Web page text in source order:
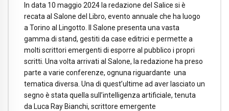
In data 10 maggio 2024 la redazione del Salice si è
recata al Salone del Libro, evento annuale che ha luogo
a Torino al Lingotto. Il Salone presenta una vasta
gamma di stand, gestiti da case editrici e permette a
molti scrittori emergenti di esporre al pubblico i propri
scritti. Una volta arrivati al Salone, la redazione ha preso
parte a varie conferenze, ognuna riguardante una
tematica diversa. Una di quest’ultime ad aver lasciato un
segno è stata quella sull’intelligenza artificiale, tenuta
da Luca Ray Bianchi, scrittore emergente